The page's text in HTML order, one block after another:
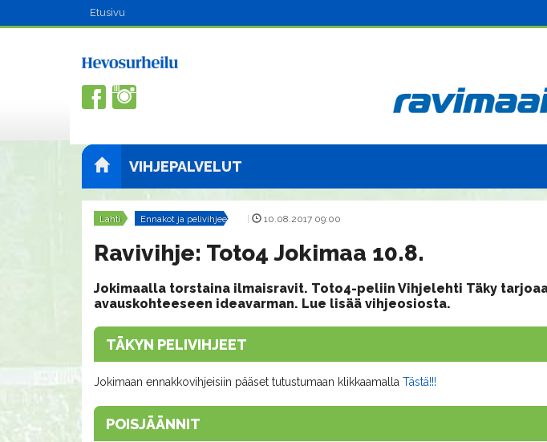
Etusivu
VIHJEPALVELUT
Lahti Ennakot ja pelivihjeet 10.08.2017 09:00
Ravivihje: Toto4 Jokimaa 10.8.
Jokimaalla torstaina ilmaisravit. Toto4-peliin Vihjelehti Täky
avauskohteeseen ideavarman. Lue lisää vihjeosiosta.
TÄKYN PELIVIHJEET
Jokimaan ennakkovihjeisiin pääset tutustumaan klikkaamalla Tästä!!!
POISJÄÄNNIT